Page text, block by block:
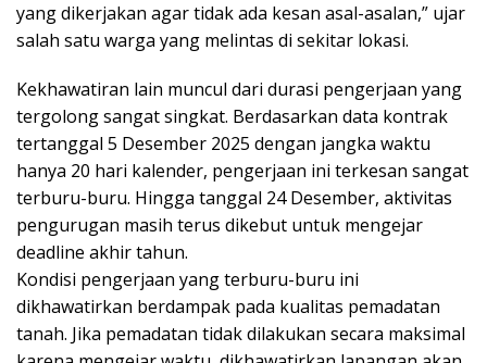
yang dikerjakan agar tidak ada kesan asal-asalan,” ujar
salah satu warga yang melintas di sekitar lokasi.
Kekhawatiran lain muncul dari durasi pengerjaan yang
tergolong sangat singkat. Berdasarkan data kontrak
tertanggal 5 Desember 2025 dengan jangka waktu
hanya 20 hari kalender, pengerjaan ini terkesan sangat
terburu-buru. Hingga tanggal 24 Desember, aktivitas
pengurugan masih terus dikebut untuk mengejar
deadline akhir tahun.
Kondisi pengerjaan yang terburu-buru ini
dikhawatirkan berdampak pada kualitas pemadatan
tanah. Jika pemadatan tidak dilakukan secara maksimal